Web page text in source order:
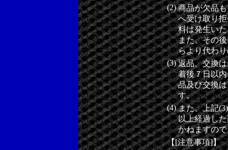
(2) 商品が欠品
へ受け取り
料は発生い
また、その
らより代わ
(3) 返品、交換
着後７日以
品及び交換
す。
(4) また、上記
以上経過し
かねますの
【[注意事項]】